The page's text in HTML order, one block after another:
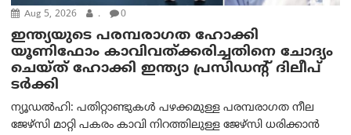
Aug 5, 2026 . 0
ഇന്ത്യയുടെ പരമ്പരാഗത ഹോക്കി
യൂണിഫോം കാവിവത്ക്കരിച്ചതിനെ ചോദ്യം
ചെയ്ത് ഹോക്കി ഇന്ത്യാ പ്രസിഡന്റ് ദിലീപ്
ടര്‍ക്കി
ന്യൂഡൽഹി: പതിറ്റാണ്ടുകൾ പഴക്കമുള്ള പരമ്പരാഗത നീല
ജേഴ്‌സി മാറ്റി പകരം കാവി നിറത്തിലുള്ള ജേഴ്‌സി ധരിക്കാൻ